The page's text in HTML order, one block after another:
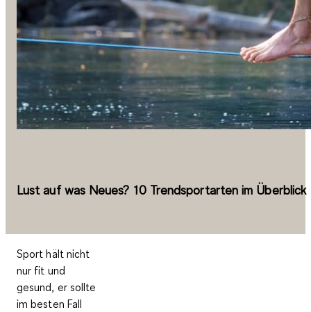
Lust auf was Neues? 10 Trendsportarten im Überblick
Sport hält nicht
nur fit und
gesund, er sollte
im besten Fall